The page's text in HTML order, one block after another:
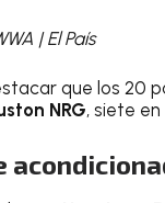
| El País
que los 20
NRG, siete en